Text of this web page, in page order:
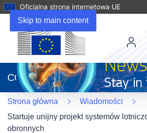
Skip to main content
Oficjalna strona internetowa UE
otworzy
się
w
nowym
oknie)
CORDIS
Strona główna
Wiadomości
Startuje unijny projekt systemów
obronnych